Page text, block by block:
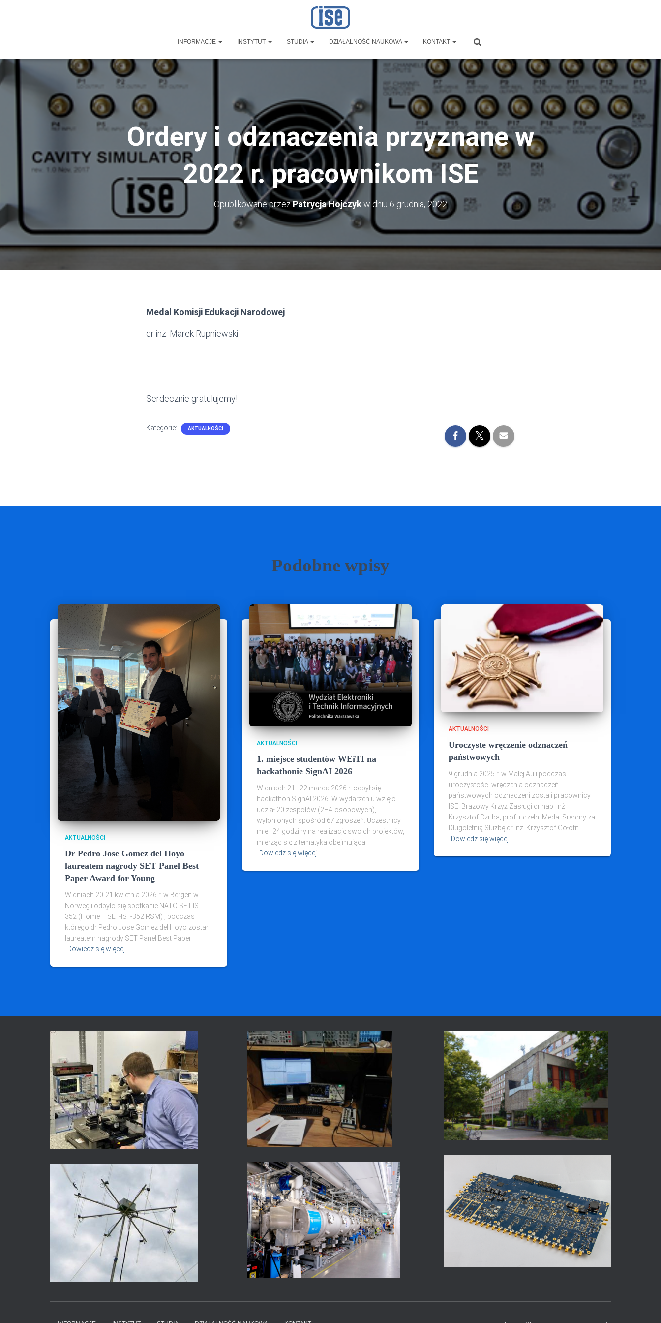
INFORMACJE INSTYTUT STUDIA DZIAŁALNOŚĆ NAUKOWA KONTAKT
Ordery i odznaczenia przyznane w
2022 r. pracownikom ISE
Opublikowane przezPatrycja Hojczykw dniu 6 grudnia, 2022
Medal Komisji Edukacji Narodowej
dr inż. Marek Rupniewski
Serdecznie gratulujemy!
Kategorie: AKTUALNOŚCI
Podobne wpisy
AKTUALNOŚCI
Dr Pedro Jose Gomez del Hoyo
laureatem nagrody SET Panel Best
Paper Award for Young
W dniach 20-21 kwietnia 2026 r. w Bergen w
Norwegii odbyło się spotkanie NATO SET-IST-
352 (Home – SET-IST-352 RSM) , podczas
którego dr Pedro Jose Gomez del Hoyo został
laureatem nagrody SET Panel Best Paper
Dowiedz się więcej…
AKTUALNOŚCI
1. miejsce studentów WEiTI na
hackathonie SignAI 2026
W dniach 21–22 marca 2026 r. odbył się
hackathon SignAI 2026. W wydarzeniu wzięło
udział 20 zespołów (2–4‑osobowych),
wyłonionych spośród 67 zgłoszeń. Uczestnicy
mieli 24 godziny na realizację swoich projektów,
mierząc się z tematyką obejmującą
Dowiedz się więcej…
AKTUALNOŚCI
Uroczyste wręczenie odznaczeń
państwowych
9 grudnia 2025 r. w Małej Auli podczas
uroczystości wręczenia odznaczeń
państwowych odznaczeni zostali pracownicy
ISE: Brązowy Krzyż Zasługi dr hab. inż.
Krzysztof Czuba, prof. uczelni Medal Srebrny za
Długoletnią Służbę dr inż. Krzysztof Gołofit
Dowiedz się więcej…